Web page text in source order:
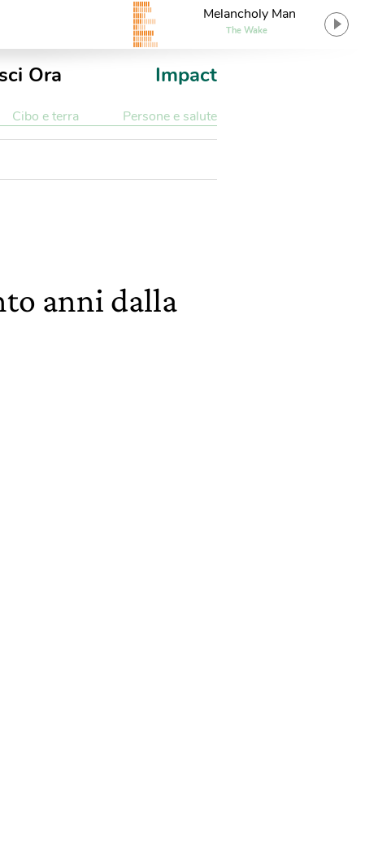
Melancholy Man
The Wake
Ora Impact
Cibo e terra Persone e salute
anni dalla